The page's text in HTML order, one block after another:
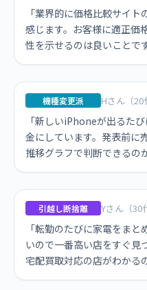
「業界的に価格比較サイ
感じます。お客様に適正価
性を示せるのは良いことです
機種変更派 Hさん（20
「新しいiPhoneが出るた
金にしています。発表前に
推移グラフで判断できるの
引越し断捨離 Yさん（30
「転勤のたびに家電をま
いので一番高い店をすぐ見
宅配買取対応の店がわかる